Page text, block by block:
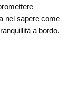
nel sapere come
a bordo.